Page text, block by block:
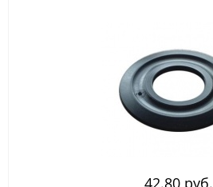
42.80 руб.